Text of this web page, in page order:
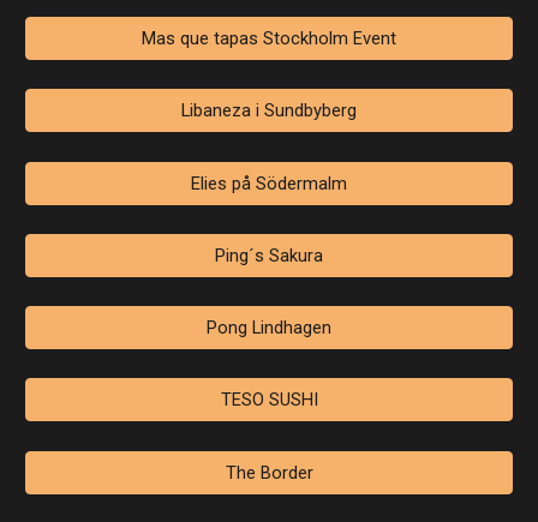
Mas que tapas Stockholm Event
Libaneza i Sundbyberg
Elies på Södermalm
Ping´s Sakura
Pong Lindhagen
TESO SUSHI
The Border